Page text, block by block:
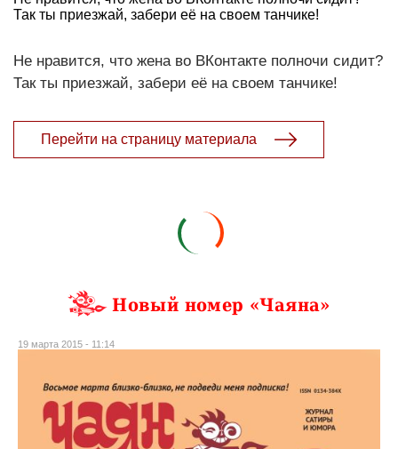
Так ты приезжай, забери её на своем танчике!
Не нравится, что жена во ВКонтакте полночи сидит?
Так ты приезжай, забери её на своем танчике!
Перейти на страницу материала
Новый номер «Чаяна»
19 марта 2015 - 11:14